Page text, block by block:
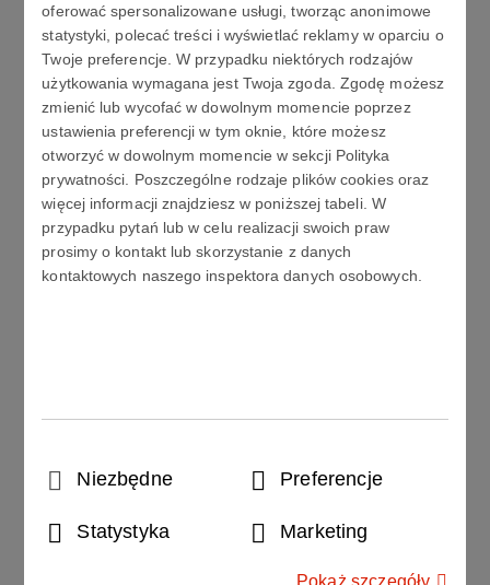
oferować spersonalizowane usługi, tworząc anonimowe
statystyki, polecać treści i wyświetlać reklamy w oparciu o
Twoje preferencje. W przypadku niektórych rodzajów
użytkowania wymagana jest Twoja zgoda. Zgodę możesz
zmienić lub wycofać w dowolnym momencie poprzez
ustawienia preferencji w tym oknie, które możesz
otworzyć w dowolnym momencie w sekcji Polityka
prywatności. Poszczególne rodzaje plików cookies oraz
więcej informacji znajdziesz w poniższej tabeli. W
przypadku pytań lub w celu realizacji swoich praw
prosimy o kontakt lub skorzystanie z danych
kontaktowych naszego inspektora danych osobowych.
WybórNiezbędne Preferencje
Statystyka Marketing
Pokaż szczegóły
Zasadniczą umiejętnością uzyskiwaną w czasie
Studiów jest zdolność do wykonania analiz
bezpieczeństwa w zastosowaniu do programu
zapobiegania poważnym awariom, raportu o
bezpieczeństwie, planu operacyjno-ratowniczego,
dokumentu o zabezpieczeniu przeciwwybuchowym
wymaganych przez odpowiednie przepisy branżowe.
Uczestnicy:
technicznego, bhp i ochrony środowiska, projektanci z
państwowej (PIP, PIOŚ, PSP) oraz reprezentanci
uczelni akademickich.
Minimum wykształcenia: